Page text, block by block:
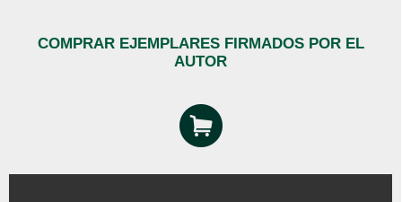
COMPRAR EJEMPLARES FIRMADOS POR EL
AUTOR